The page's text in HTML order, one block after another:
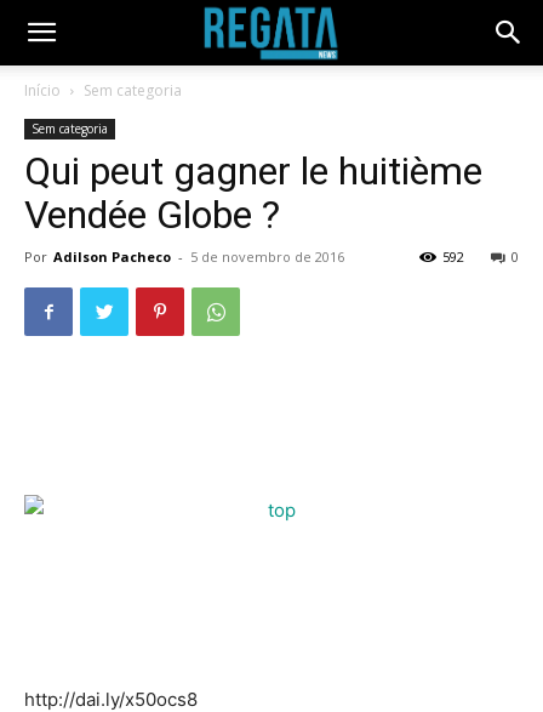
Início Sem categoria
Sem categoria
Qui peut gagner le huitième
Vendée Globe ?
Por Adilson Pacheco - 5 de novembro de 2016 0
592
http://dai.ly/x50ocs8